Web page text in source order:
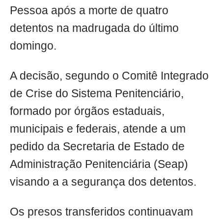
Pessoa após a morte de quatro
detentos na madrugada do último
domingo.
A decisão, segundo o Comitê Integrado
de Crise do Sistema Penitenciário,
formado por órgãos estaduais,
municipais e federais, atende a um
pedido da Secretaria de Estado de
Administração Penitenciária (Seap)
visando a a segurança dos detentos.
Os presos transferidos continuavam